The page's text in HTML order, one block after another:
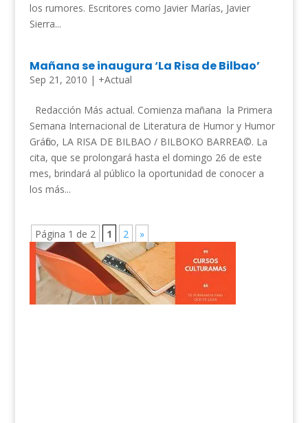
los rumores. Escritores como Javier Marías, Javier
Sierra...
Mañana se inaugura ‘La Risa de Bilbao’
Sep 21, 2010 | +Actual
Redacción Más actual. Comienza mañana la Primera
Semana Internacional de Literatura de Humor y Humor
Gráfico, LA RISA DE BILBAO / BILBOKO BARREA©. La
cita, que se prolongará hasta el domingo 26 de este
mes, brindará al público la oportunidad de conocer a
los más...
Página 1 de 2 1 2 »